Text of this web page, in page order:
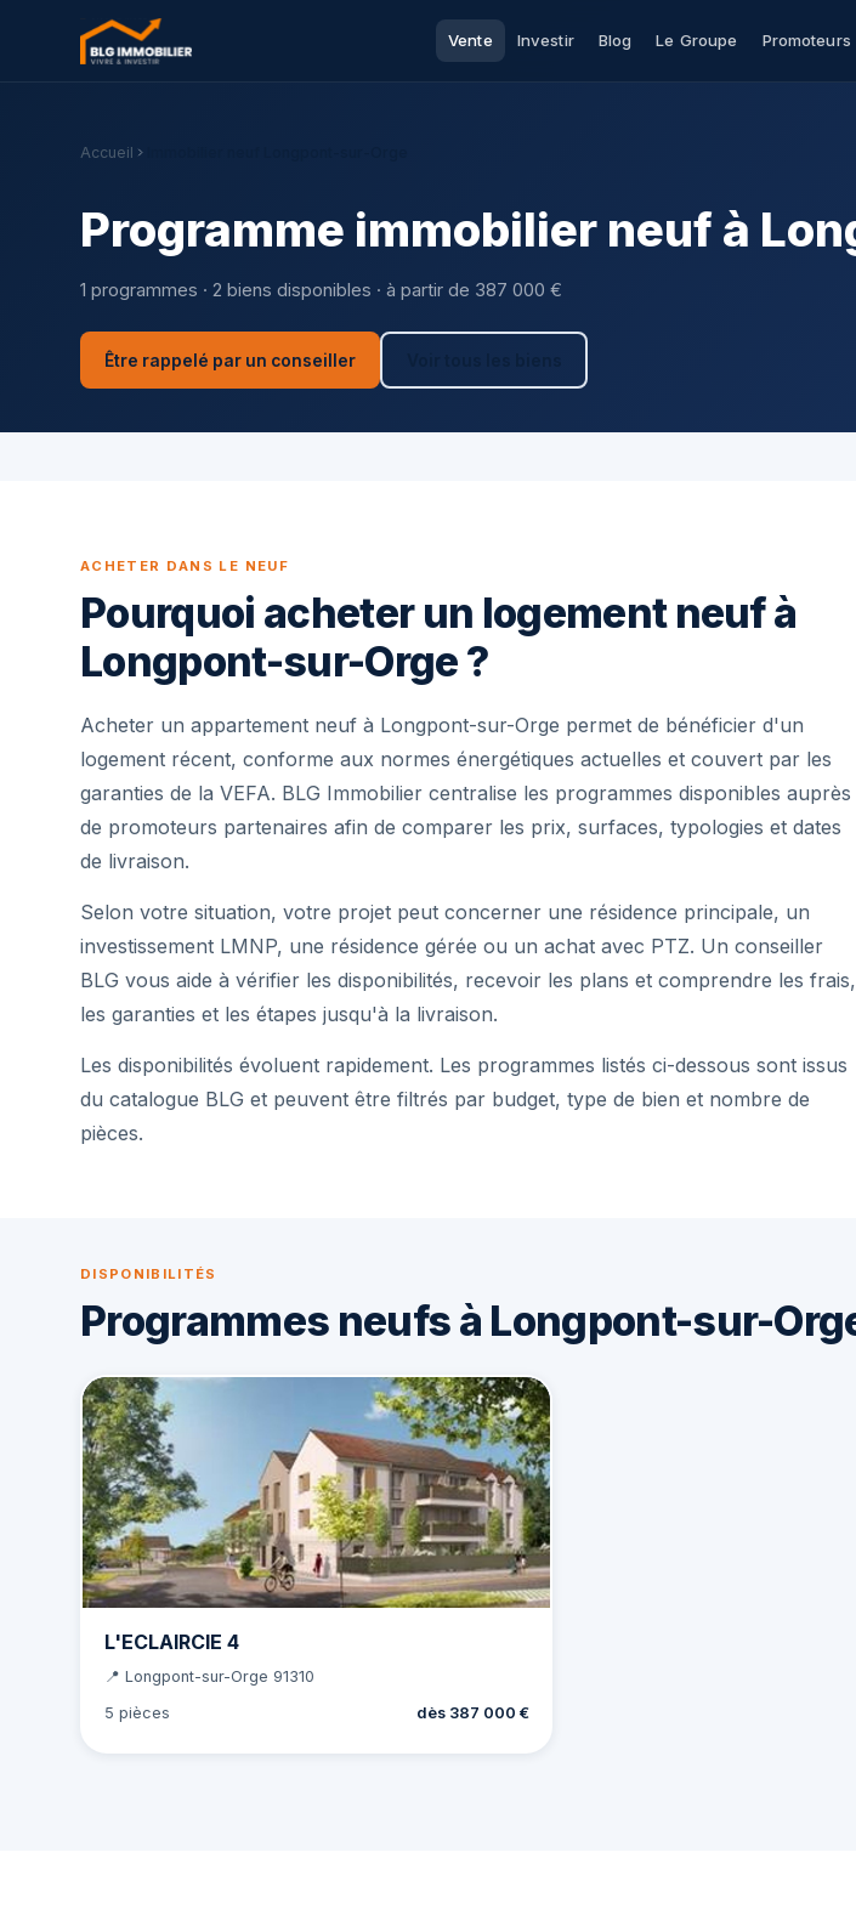
Vente Investir Blog Le Groupe Promoteurs
Accueil
Programme immobilier neuf à
1 programmes · 2 biens disponibles · à partir de 387 000 €
Être rappelé par un conseiller
ACHETER DANS LE NEUF
Pourquoi acheter un logement neuf à
Longpont-sur-Orge ?
Acheter un appartement neuf à Longpont-sur-Orge permet de bénéficier d'un
logement récent, conforme aux normes énergétiques actuelles et couvert par les
garanties de la VEFA. BLG Immobilier centralise les programmes disponibles auprès
de promoteurs partenaires afin de comparer les prix, surfaces, typologies et dates
de livraison.
Selon votre situation, votre projet peut concerner une résidence principale, un
investissement LMNP, une résidence gérée ou un achat avec PTZ. Un conseiller
BLG vous aide à vérifier les disponibilités, recevoir les plans et comprendre les frais,
les garanties et les étapes jusqu'à la livraison.
Les disponibilités évoluent rapidement. Les programmes listés ci-dessous sont issus
du catalogue BLG et peuvent être filtrés par budget, type de bien et nombre de
pièces.
DISPONIBILITÉS
Programmes neufs à Longpont-sur-
L'ECLAIRCIE 4
📍 Longpont-sur-Orge 91310
5 pièces
dès 387 000 €